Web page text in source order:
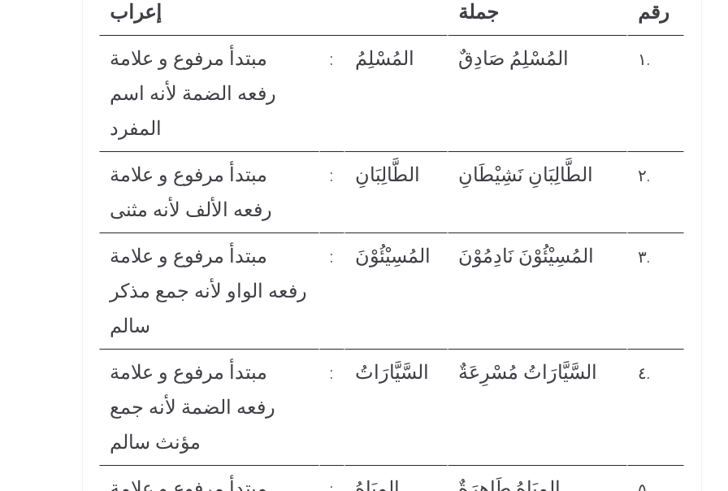
إعراب جملة رقم
مبتدأ مرفوع و علامة
رفعه الضمة لأنه اسم
المفرد
: المُسْلِمُ المُسْلِمُ صَادِقٌ ١.
مبتدأ مرفوع و علامة
رفعه الألف لأنه مثنى
: الطَّالِبَانِ الطَّالِبَانِ نَشِيْطَانِ ٢.
مبتدأ مرفوع و علامة
رفعه الواو لأنه جمع مذكر
سالم
: المُسِيْئُوْنَ المُسِيْئُوْنَ نَادِمُوْنَ ٣.
مبتدأ مرفوع و علامة
رفعه الضمة لأنه جمع
مؤنث سالم
: السَّيَّارَاتُ السَّيَّارَاتُ مُسْرِعَةٌ ٤.